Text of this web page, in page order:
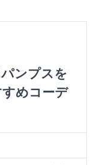
ンプスを
めコーデ